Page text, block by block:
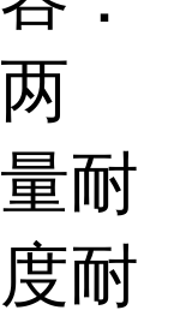
耐
耐